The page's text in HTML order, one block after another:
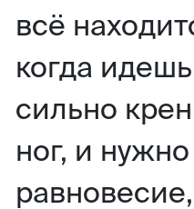
всё
когда
сильно
ног, и